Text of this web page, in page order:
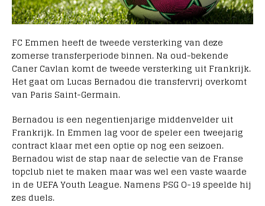
FC Emmen heeft de tweede versterking van deze
zomerse transferperiode binnen. Na oud-bekende
Caner Cavlan komt de tweede versterking uit Frankrijk.
Het gaat om Lucas Bernadou die transfervrij overkomt
van Paris Saint-Germain.
Bernadou is een negentienjarige middenvelder uit
Frankrijk. In Emmen lag voor de speler een tweejarig
contract klaar met een optie op nog een seizoen.
Bernadou wist de stap naar de selectie van de Franse
topclub niet te maken maar was wel een vaste waarde
in de UEFA Youth League. Namens PSG O-19 speelde hij
zes duels.